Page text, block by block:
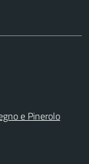
e Pinerolo